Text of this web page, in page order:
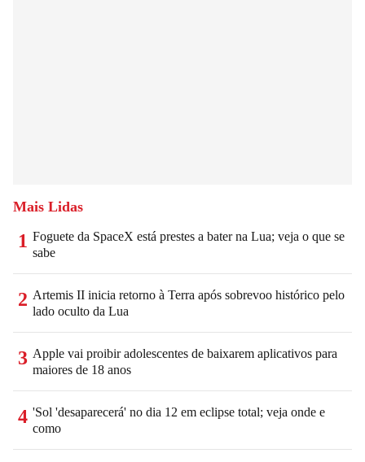
Mais Lidas
1 Foguete da SpaceX está prestes a bater na Lua; veja o que se
sabe
2 Artemis II inicia retorno à Terra após sobrevoo histórico pelo
lado oculto da Lua
3 Apple vai proibir adolescentes de baixarem aplicativos para
maiores de 18 anos
4 'Sol 'desaparecerá' no dia 12 em eclipse total; veja onde e
como